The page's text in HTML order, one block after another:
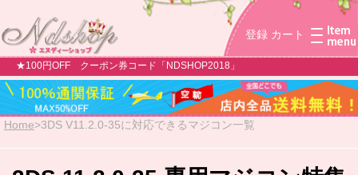
登録 カート
★100円OFF クーポン券コード「NDSHOP2018」
Home>3DS V11.2.0-35に対応できるマジコン一覧